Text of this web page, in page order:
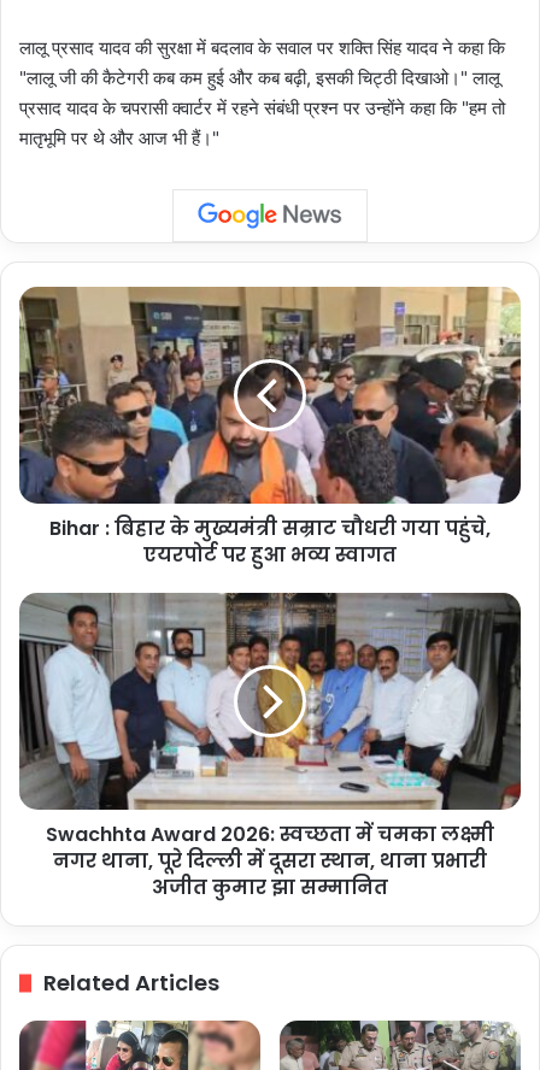
लालू प्रसाद यादव की सुरक्षा में बदलाव के सवाल पर शक्ति सिंह यादव ने कहा कि
"लालू जी की कैटेगरी कब कम हुई और कब बढ़ी, इसकी चिट्ठी दिखाओ।" लालू
प्रसाद यादव के चपरासी क्वार्टर में रहने संबंधी प्रश्न पर उन्होंने कहा कि "हम तो
मातृभूमि पर थे और आज भी हैं।"
Bihar
:
बिहार
के
मुख्यमंत्री
सम्राट
चौधरी
पहुंचे,
एयरपोर्ट
भव्य
Bihar : बिहार के मुख्यमंत्री सम्राट चौधरी गया पहुंचे,
एयरपोर्ट पर हुआ भव्य स्वागत
Swachhta
Award
2026:
स्वच्छता
में
चमका
लक्ष्मी
थाना,
प्रभारी
कुमार
Swachhta Award 2026: स्वच्छता में चमका लक्ष्मी
नगर थाना, पूरे दिल्ली में दूसरा स्थान, थाना प्रभारी
अजीत कुमार झा सम्मानित
Related Articles